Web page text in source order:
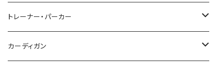
48/L
50/XL～
46/M
48/L
～44/S
46/M
トレーナー・パーカー
～44/S
カーディガン